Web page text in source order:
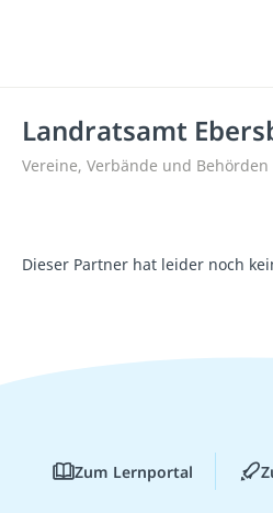
Landratsamt
Vereine, Verbände und Behörden
Dieser Partner hat leider noch
Zum Lernportal